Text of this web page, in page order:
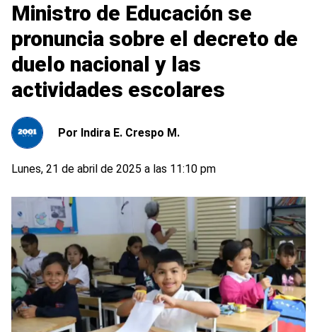
Ministro de Educación se
pronuncia sobre el decreto de
duelo nacional y las
actividades escolares
Por Indira E. Crespo M.
Lunes, 21 de abril de 2025 a las 11:10 pm